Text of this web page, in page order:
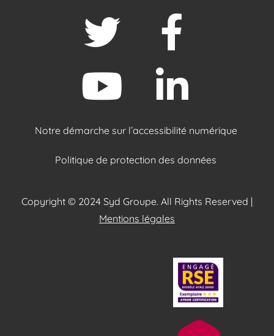
Notre démarche sur l’accessibilité numérique
Politique de protection des données
Copyright © 2024 Syd Groupe. All Rights Reserved |
Mentions légales